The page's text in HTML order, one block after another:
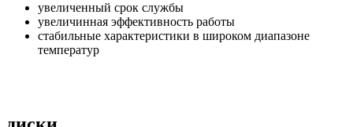
увеличенный срок службы
увеличинная эффективность работы
стабильные характеристики в широком диапазоне
температур